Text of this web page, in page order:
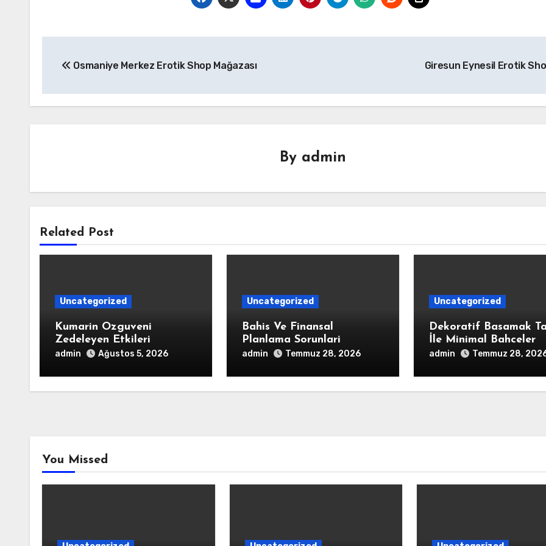
gezinmesi
Osmaniye Merkez Erotik Shop Mağazası Giresun Eynesil Erotik
By admin
Related Post
Uncategorized
Kumarin Ozguveni
Zedeleyen Etkileri
admin Ağustos 5, 2026
Uncategorized
Bahis Ve Finansal
Planlama Sorunlari
admin Temmuz 28, 2026
Uncategorized
Dekoratif Basamak
İle Minimal Bahceler
admin Temmuz 28,
You Missed